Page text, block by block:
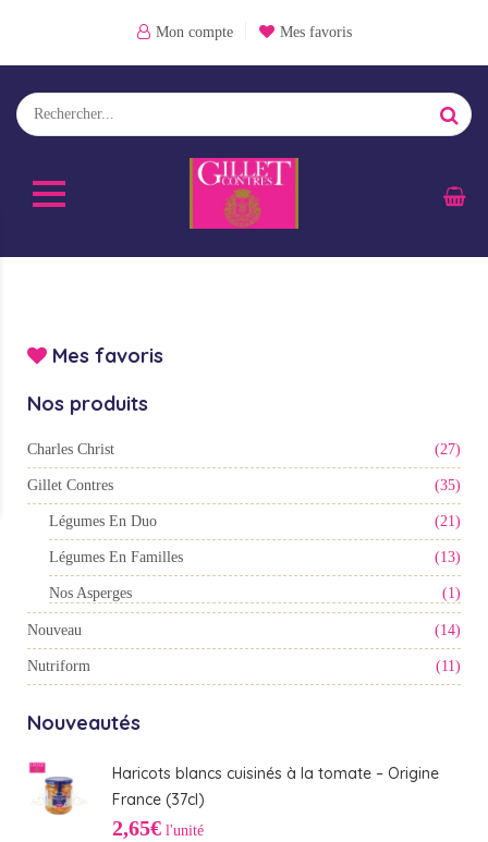
Mon compte Mes favoris
Mes favoris
Nos produits
Charles Christ (27)
Gillet Contres (35)
Légumes En Duo (21)
Légumes En Familles (13)
Nos Asperges (1)
Nouveau (14)
Nutriform (11)
Nouveautés
Haricots blancs cuisinés à la tomate – Origine
France (37cl)
2,65€ l'unité